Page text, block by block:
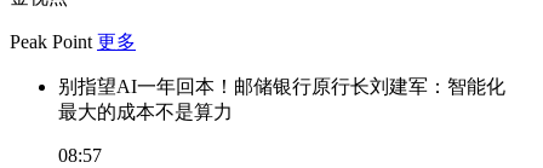
Peak Point 更多
别指望AI一年回本！邮储银行原行长刘建军：智能化
最大的成本不是算力
08:57